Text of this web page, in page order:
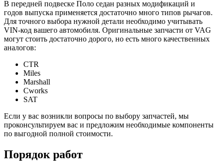
В передней подвеске Поло седан разных модификаций и
годов выпуска применяется достаточно много типов рычагов.
Для точного выбора нужной детали необходимо учитывать
VIN-код вашего автомобиля. Оригинальные запчасти от VAG
могут стоить достаточно дорого, но есть много качественных
аналогов:
CTR
Miles
Marshall
Cworks
SAT
Если у вас возникли вопросы по выбору запчастей, мы
проконсультируем вас и предложим необходимые компоненты
по выгодной полной стоимости.
Порядок работ